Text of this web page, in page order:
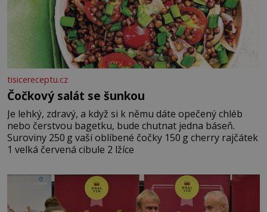
tisicereceptu.cz
Čočkový salát se šunkou
Je lehký, zdravý, a když si k němu dáte opečený chléb
nebo čerstvou bagetku, bude chutnat jedna báseň.
Suroviny 250 g vaší oblíbené čočky 150 g cherry rajčátek
1 velká červená cibule 2 lžíce